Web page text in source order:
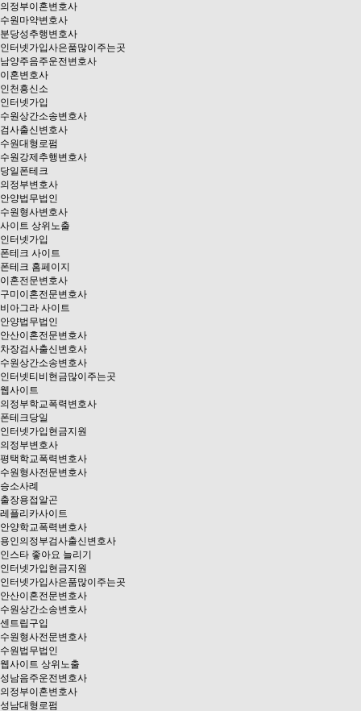
의정부이혼변호사
수원마약변호사
분당성추행변호사
인터넷가입사은품많이주는곳
남양주음주운전변호사
이혼변호사
인천흥신소
인터넷가입
수원상간소송변호사
검사출신변호사
수원대형로펌
수원강제추행변호사
당일폰테크
의정부변호사
안양법무법인
수원형사변호사
사이트 상위노출
인터넷가입
폰테크 사이트
폰테크 홈페이지
이혼전문변호사
구미이혼전문변호사
비아그라 사이트
안양법무법인
안산이혼전문변호사
차장검사출신변호사
수원상간소송변호사
인터넷티비현금많이주는곳
웹사이트
의정부학교폭력변호사
폰테크당일
인터넷가입현금지원
의정부변호사
평택학교폭력변호사
수원형사전문변호사
승소사례
출장용접알곤
레플리카사이트
안양학교폭력변호사
용인의정부검사출신변호사
인스타 좋아요 늘리기
인터넷가입현금지원
인터넷가입사은품많이주는곳
안산이혼전문변호사
수원상간소송변호사
센트립구입
수원형사전문변호사
수원법무법인
웹사이트 상위노출
성남음주운전변호사
의정부이혼변호사
성남대형로펌